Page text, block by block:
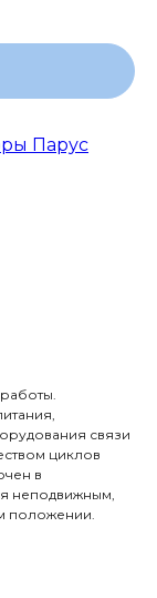
Парус
связи
циклов
в
неподвижным,
положении.